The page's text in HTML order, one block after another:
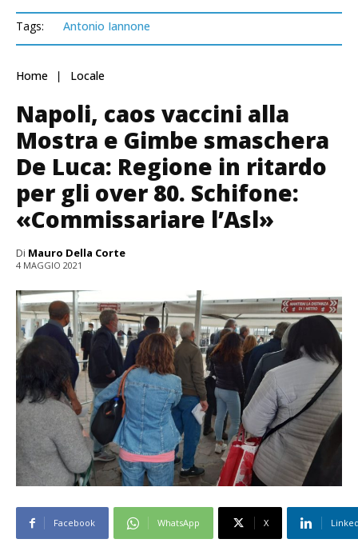
Tags: Antonio Iannone
Home Locale
Napoli, caos vaccini alla
Mostra e Gimbe smaschera
De Luca: Regione in ritardo
per gli over 80. Schifone:
«Commissariare l’Asl»
Di Mauro Della Corte
4 MAGGIO 2021
Facebook WhatsApp X